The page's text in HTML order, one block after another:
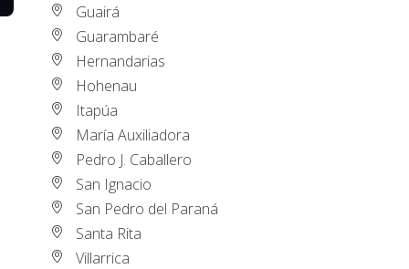
Guairá
Guarambaré
Hernandarias
Hohenau
Itapúa
María Auxiliadora
Pedro J. Caballero
San Ignacio
San Pedro del Paraná
Santa Rita
Villarrica